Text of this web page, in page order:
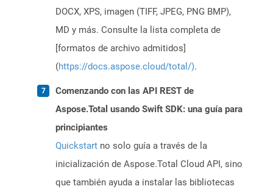
DOCX, XPS, imagen (TIFF, JPEG, PNG BMP),
MD y más. Consulte la lista completa de
[formatos de archivo admitidos]
(https://docs.aspose.cloud/total/).
Comenzando con las API REST de
Aspose.Total usando Swift SDK: una guía para
principiantes
Quickstart no solo guía a través de la
inicialización de Aspose.Total Cloud API, sino
que también ayuda a instalar las bibliotecas